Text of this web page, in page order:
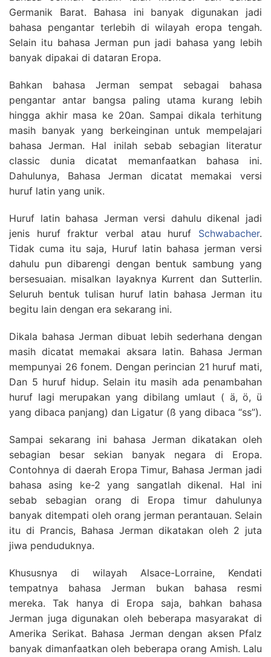
Germanik Barat. Bahasa ini banyak digunakan jadi
bahasa pengantar terlebih di wilayah eropa tengah.
Selain itu bahasa Jerman pun jadi bahasa yang lebih
banyak dipakai di dataran Eropa.
Bahkan bahasa Jerman sempat sebagai bahasa
pengantar antar bangsa paling utama kurang lebih
hingga akhir masa ke 20an. Sampai dikala terhitung
masih banyak yang berkeinginan untuk mempelajari
bahasa Jerman. Hal inilah sebab sebagian literatur
classic dunia dicatat memanfaatkan bahasa ini.
Dahulunya, Bahasa Jerman dicatat memakai versi
huruf latin yang unik.
Huruf latin bahasa Jerman versi dahulu dikenal jadi
jenis huruf fraktur verbal atau huruf Schwabacher.
Tidak cuma itu saja, Huruf latin bahasa jerman versi
dahulu pun dibarengi dengan bentuk sambung yang
bersesuaian. misalkan layaknya Kurrent dan Sutterlin.
Seluruh bentuk tulisan huruf latin bahasa Jerman itu
begitu lain dengan era sekarang ini.
Dikala bahasa Jerman dibuat lebih sederhana dengan
masih dicatat memakai aksara latin. Bahasa Jerman
mempunyai 26 fonem. Dengan perincian 21 huruf mati,
Dan 5 huruf hidup. Selain itu masih ada penambahan
huruf lagi merupakan yang dibilang umlaut ( ä, ö, ü
yang dibaca panjang) dan Ligatur (ß yang dibaca “ss”).
Sampai sekarang ini bahasa Jerman dikatakan oleh
sebagian besar sekian banyak negara di Eropa.
Contohnya di daerah Eropa Timur, Bahasa Jerman jadi
bahasa asing ke-2 yang sangatlah dikenal. Hal ini
sebab sebagian orang di Eropa timur dahulunya
banyak ditempati oleh orang jerman perantauan. Selain
itu di Prancis, Bahasa Jerman dikatakan oleh 2 juta
jiwa penduduknya.
Khususnya di wilayah Alsace-Lorraine, Kendati
tempatnya bahasa Jerman bukan bahasa resmi
mereka. Tak hanya di Eropa saja, bahkan bahasa
Jerman juga digunakan oleh beberapa masyarakat di
Amerika Serikat. Bahasa Jerman dengan aksen Pfalz
banyak dimanfaatkan oleh beberapa orang Amish. Lalu